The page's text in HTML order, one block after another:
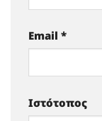
Email *
Ιστότοπος